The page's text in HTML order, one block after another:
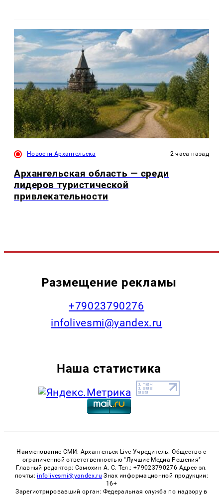
Новости Архангельска 2 часа назад
Архангельская область — среди
лидеров туристической
привлекательности
Размещение рекламы
+79023790276
infolivesmi@yandex.ru
Наша статистика
Наименование СМИ: Архангельск Live Учредитель: Общество с
ограниченной ответственностью "Лучшие Медиа Решения"
Главный редактор: Самохин А. С. Тел.: +79023790276 Адрес эл.
почты: infolivesmi@yandex.ru Знак информационной продукции:
16+
Зарегистрировавший орган: Федеральная служба по надзору в